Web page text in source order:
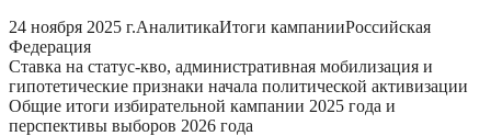
24 ноября 2025 г.АналитикаИтоги кампанииРоссийская
Федерация
Ставка на статус-кво, административная мобилизация и
гипотетические признаки начала политической активизации
Общие итоги избирательной кампании 2025 года и
перспективы выборов 2026 года